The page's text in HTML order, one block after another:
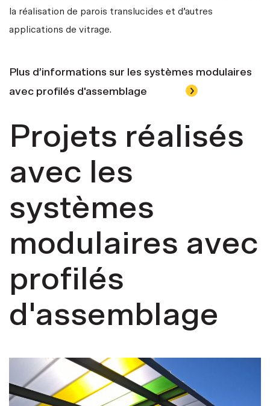
la réalisation de parois translucides et d’autres
applications de vitrage.
Plus d’informations sur les systèmes modulaires
avec profilés d'assemblage
Projets réalisés
avec les
systèmes
modulaires avec
profilés
d'assemblage